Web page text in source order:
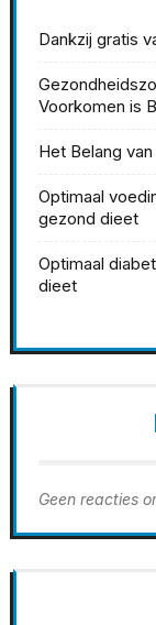
Dankzij gratis
Voorkomen is
Het Belang
Optimaal
gezond dieet
Optimaal
dieet
Geen reacties